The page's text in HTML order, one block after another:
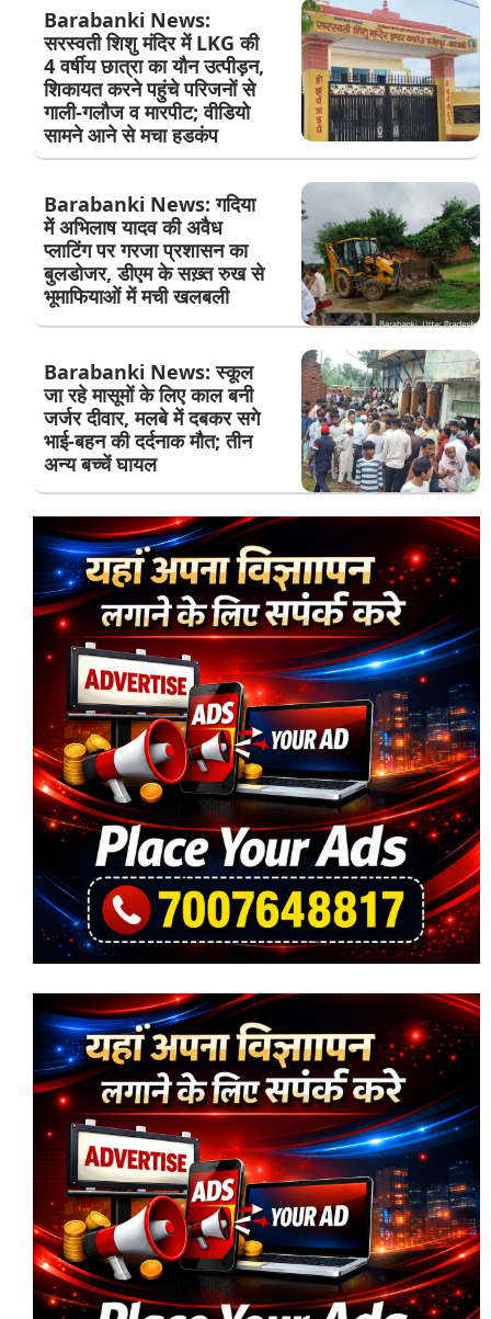
Barabanki News:
सरस्वती शिशु मंदिर में LKG की
4 वर्षीय छात्रा का यौन उत्पीड़न,
शिकायत करने पहुंचे परिजनों से
गाली-गलौज व मारपीट; वीडियो
सामने आने से मचा हडकंप
Barabanki News: गदिया
में अभिलाष यादव की अवैध
प्लाटिंग पर गरजा प्रशासन का
बुलडोजर, डीएम के सख़्त रुख से
भूमाफियाओं में मची खलबली
Barabanki News: स्कूल
जा रहे मासूमों के लिए काल बनी
जर्जर दीवार, मलबे में दबकर सगे
भाई-बहन की दर्दनाक मौत; तीन
अन्य बच्चें घायल